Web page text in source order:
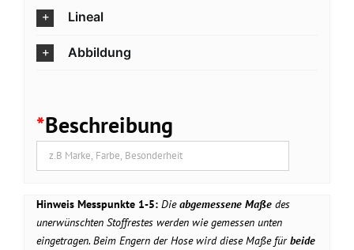
Lineal
Abbildung
*Beschreibung
Hinweis Messpunkte 1-5: Dieabgemessene Maße des
unerwünschten Stoffrestes werden wie gemessen unten
eingetragen. Beim Engern der Hose wird diese Maße fürbeide